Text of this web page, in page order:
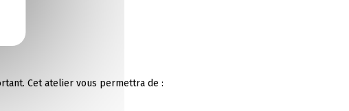
Cet atelier vous permettra de :